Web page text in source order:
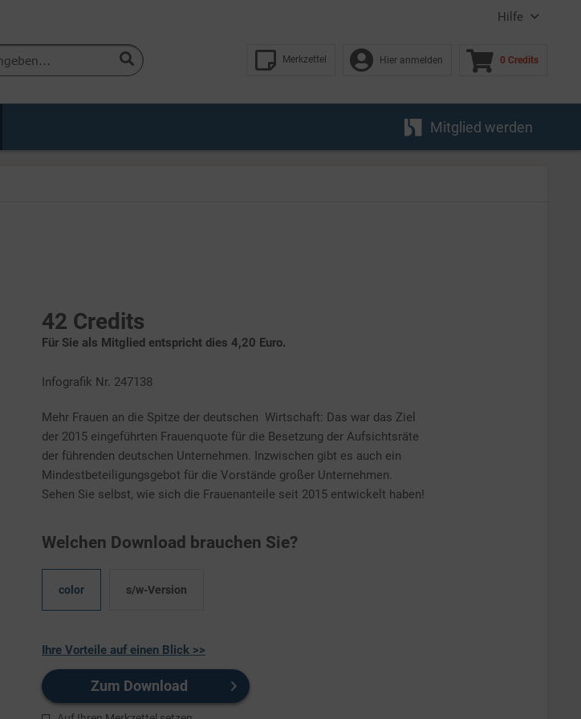
Hilfe
Merkzettel Hier anmelden 0 Credits
Mitglied werden
42 Credits
Für Sie als Mitglied entspricht dies 4,20 Euro.
Infografik Nr. 247138
Mehr Frauen an die Spitze der deutschen Wirtschaft: Das war das Ziel
der 2015 eingeführten Frauenquote für die Besetzung der Aufsichtsräte
der führenden deutschen Unternehmen. Inzwischen gibt es auch ein
Mindestbeteiligungsgebot für die Vorstände großer Unternehmen.
Sehen Sie selbst, wie sich die Frauenanteile seit 2015 entwickelt haben!
Welchen Download brauchen Sie?
color s/w-Version
Ihre Vorteile auf einen Blick >>
Zum Download